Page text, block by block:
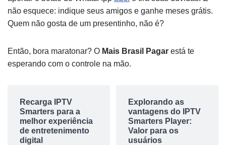
não esquece: indique seus amigos e ganhe meses grátis.
Quem não gosta de um presentinho, não é?
Então, bora maratonar? O Mais Brasil Pagar está te
esperando com o controle na mão.
Recarga IPTV
Smarters para a
melhor experiência
de entretenimento
digital
Explorando as
vantagens do IPTV
Smarters Player:
Valor para os
usuários